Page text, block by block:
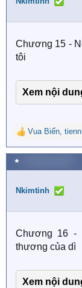
n
:Chương 15 -
tôi
Xem nội
R
e
a
c
i
n
:
Vua Biển,
★
Nkimtinh
Chương 16 -
thương của dì
Xem nội